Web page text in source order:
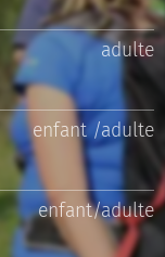
adulte
enfant /adulte
enfant/adulte